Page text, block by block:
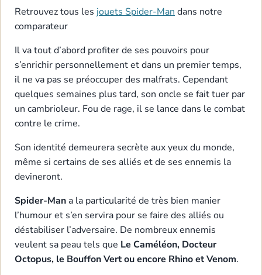
Retrouvez tous les jouets Spider-Mandans notre
comparateur
Il va tout d’abord profiter de ses pouvoirs pour
s’enrichir personnellement et dans un premier temps,
il ne va pas se préoccuper des malfrats. Cependant
quelques semaines plus tard, son oncle se fait tuer par
un cambrioleur. Fou de rage, il se lance dans le combat
contre le crime.
Son identité demeurera secrète aux yeux du monde,
même si certains de ses alliés et de ses ennemis la
devineront.
Spider-Man a la particularité de très bien manier
l’humour et s’en servira pour se faire des alliés ou
déstabiliser l’adversaire. De nombreux ennemis
veulent sa peau tels que Le Caméléon, Docteur
Octopus, le Bouffon Vert ou encore Rhino et Venom.